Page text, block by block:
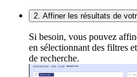
2. Affiner les résultats de
Si besoin, vous pouvez
en sélectionnant des filtres
de recherche.